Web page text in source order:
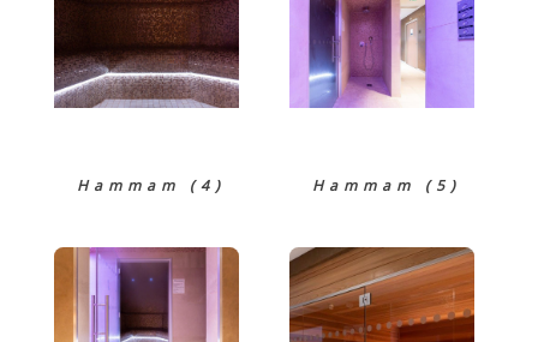
Hammam (4) Hammam (5)